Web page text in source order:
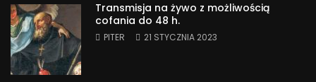
Transmisja na żywo z możliwością
cofania do 48 h.
PITER 21 STYCZNIA 2023